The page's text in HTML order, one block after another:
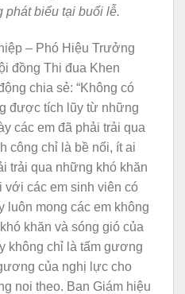
phát biểu tại buổi lễ.
– Phó Hiệu Trưởng
đồng Thi đua Khen
chia sẻ: “Không có
được tích lũy từ những
các em đã phải trải qua
công chỉ là bề nổi, ít ai
trải qua những khó khăn
với các em sinh viên có
luôn mong các em không
khăn và sóng gió của
không chỉ là tấm gương
của nghị lực cho
noi theo. Ban Giám hiệu